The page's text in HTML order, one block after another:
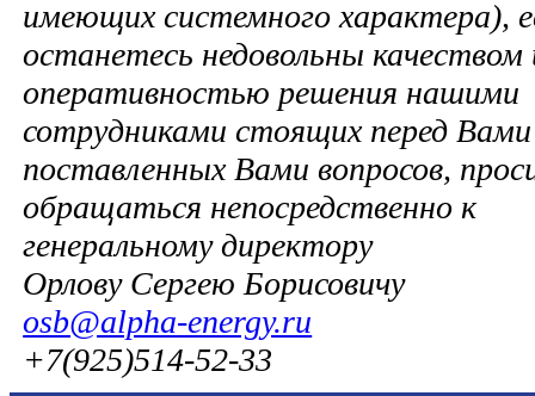
имеющих системного характера),
останетесь недовольны качеством
оперативностью решения нашими
сотрудниками стоящих перед Вами
поставленных Вами вопросов,
обращаться непосредственно к
генеральному директору
Орлову Сергею Борисовичу
osb@alpha-energy.ru
+7(925)514-52-33